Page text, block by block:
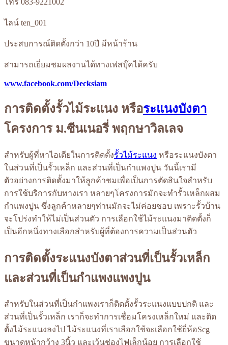
ไลน์ ten_001
ประสบการณ์ติดตั้งกว่า 10ปี มีหน้าร้าน
สามารถเยี่ยมชมผลงานได้ทางเฟสบุ๊คได้ครับ
www.facebook.com/Decksiam
การติดตั้งรั้วไม้ระแนง หรือระแนงบังตา
โครงการ ม.ซีนเนอรี่ พฤกษาวิลเลจ
สำหรับผู้ที่หาไอเดียในการติดตั้งรั้วไม้ระแนง หรือระแนงบังตา
ในส่วนที่เป็นรั้วเหล็ก และส่วนที่เป็นกำแพงปูน วันนี้เรามี
ตัวอย่างการติดตั้งมาให้ลูกค้าชมเพื่อเป็นการตัดสินใจสำหรับ
การใช้บริการกับทางเรา หลายๆโครงการมักจะทำรั้วเหล็กผสม
กำแพงปูน ซึ่งลูกค้าหลายๆท่านมักจะไม่ค่อยชอบ เพราะรั้วบ้าน
จะโปร่งทำให้ไม่เป็นส่วนตัว การเลือกใช้ไม้ระแนงมาติดตั้งก็
เป็นอีกหนึ่งทางเลือกสำหรับผู้ที่ต้องการความเป็นส่วนตัว
การติดตั้งระแนงบังตาส่วนที่เป็นรั้วเหล็ก
และส่วนที่เป็นกำแพงแพงปูน
สำหรับในส่วนที่เป็นกำแพงเราก็ติดตั้งรั้วระแนงแบบปกติ และ
ส่วนที่เป็นรั้วเหล็ก เราก็จะทำการเชื่อมโครงเหล็กใหม่ และติด
ตั้งไม้ระแนงลงไป ไม้ระแนงที่เราเลือกใช้จะเลือกใช้ยี่ห้อScg
ขนาดหน้ากว้าง 3นิ้ว และเว้นช่องไฟเล็กน้อย การเลือกใช้